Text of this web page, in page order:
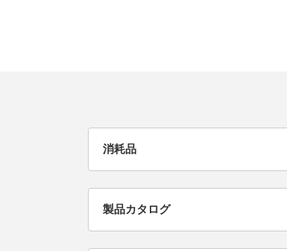
消耗品
製品カタログ